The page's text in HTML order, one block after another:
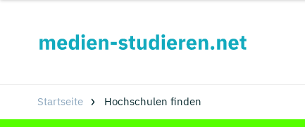
Startseite Hochschulen finden